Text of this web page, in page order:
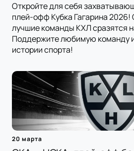
Откройте для себя
плей-офф Кубка Гагарина 2026!
лучшие команды КХЛ сразятся
Поддержите любимую команду
истории спорта!
20 марта